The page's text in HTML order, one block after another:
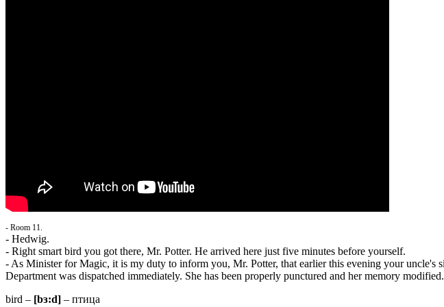
- Room 11.
- Hedwig.
- Right smart bird you got there, Mr. Potter. He arrived here just five minutes before yourself.
- As Minister for Magic, it is my duty to inform you, Mr. Potter, that earlier this evening your
Department was dispatched immediately. She has been properly punctured and her memory
bird – [bɜ:d] – птица